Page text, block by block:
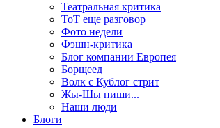
Театральная критика
ТоТ еще разговор
Фото недели
Фэшн-критика
Блог компании Европея
Борщеед
Волк с Кублог стрит
Жы-Шы пиши...
Наши люди
Блоги